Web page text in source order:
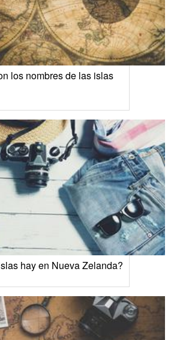
los nombres de las islas
hay en Nueva Zelanda?